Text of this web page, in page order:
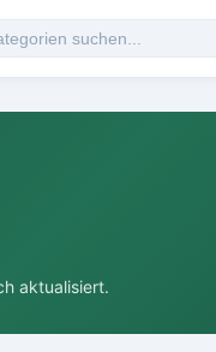
aktualisiert.